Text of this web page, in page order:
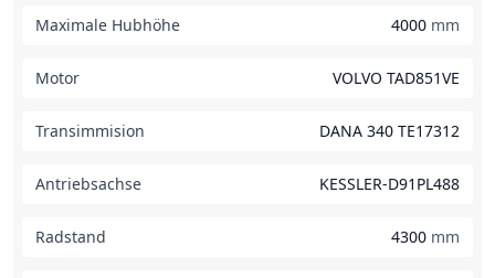
Maximale Hubhöhe 4000 mm
Motor VOLVO TAD851VE
Transimmision DANA 340 TE17312
Antriebsachse KESSLER-D91PL488
Radstand 4300 mm